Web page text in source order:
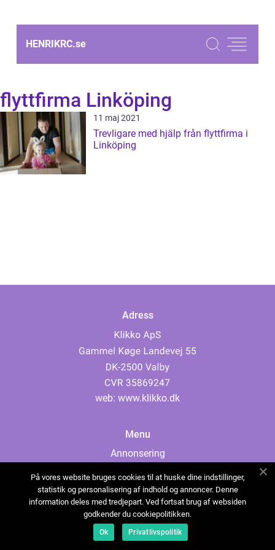
HENRIKRC.se
flyttfirma Linköping
11 maj 2021
Trevligare med hjälp från flyttfirma i
Linköping
Adress
web: www.klikko.dk
Menu
Annonsering
Cookies
Kontakta oss
Sitemap
På vores website bruges cookies til at huske dine indstillinger,
statistik og personalisering af indhold og annoncer. Denne
information deles med tredjepart. Ved fortsat brug af websiden
godkender du cookiepolitikken.
Ok Privatlivspolitik